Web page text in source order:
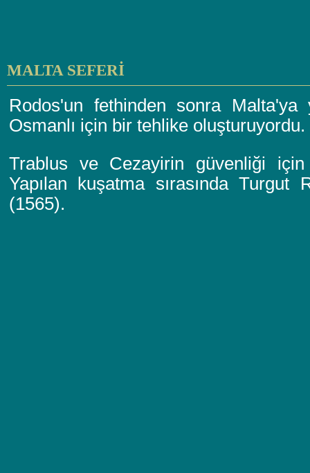
MALTA SEFERİ
Rodos'un fethinden sonra
Osmanlı için bir tehlike oluşturuyordu.
Trablus ve Cezayirin güvenliği için
Yapılan kuşatma sırasında Turgut
(1565).